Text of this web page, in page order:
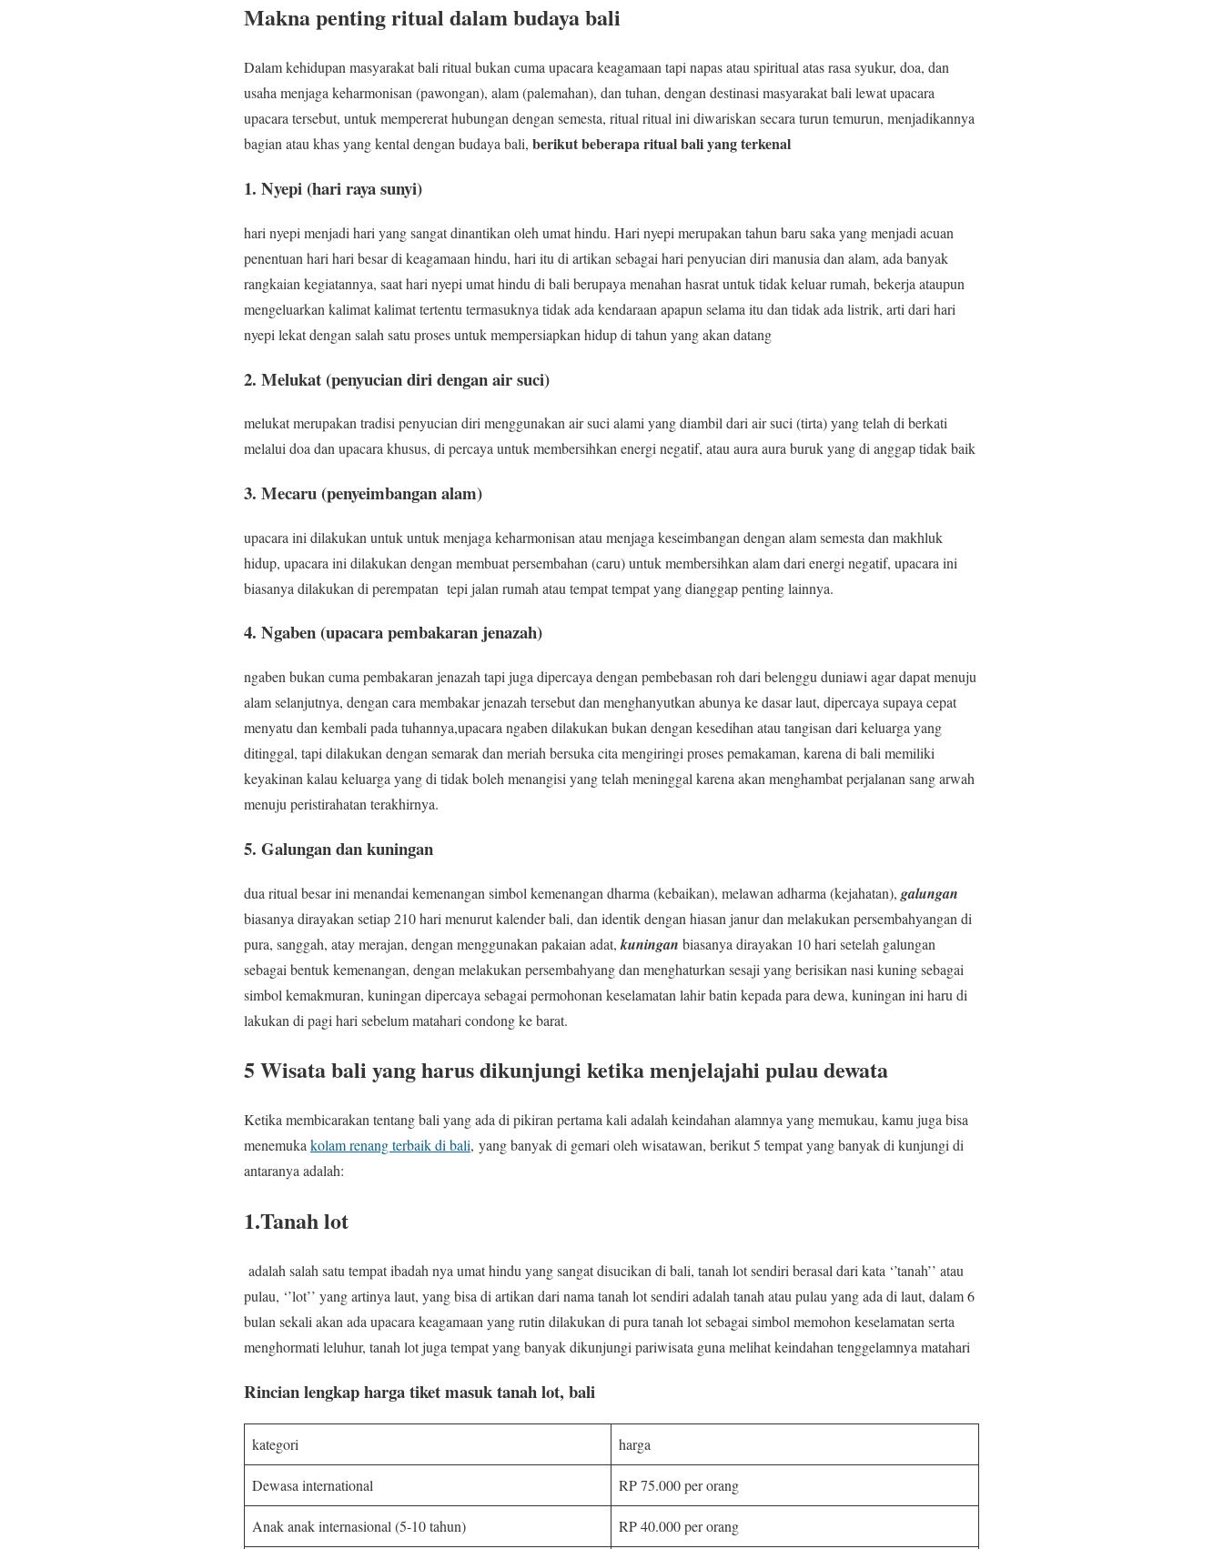
Makna penting ritual dalam budaya bali
Dalam kehidupan masyarakat bali ritual bukan cuma upacara keagamaan tapi napas atau spiritual atas rasa syukur, doa, dan
usaha menjaga keharmonisan (pawongan), alam (palemahan), dan tuhan, dengan destinasi masyarakat bali lewat upacara
upacara tersebut, untuk mempererat hubungan dengan semesta, ritual ritual ini diwariskan secara turun temurun, menjadikannya
bagian atau khas yang kental dengan budaya bali, berikut beberapa ritual bali yang terkenal
1. Nyepi (hari raya sunyi)
hari nyepi menjadi hari yang sangat dinantikan oleh umat hindu. Hari nyepi merupakan tahun baru saka yang menjadi acuan
penentuan hari hari besar di keagamaan hindu, hari itu di artikan sebagai hari penyucian diri manusia dan alam, ada banyak
rangkaian kegiatannya, saat hari nyepi umat hindu di bali berupaya menahan hasrat untuk tidak keluar rumah, bekerja ataupun
mengeluarkan kalimat kalimat tertentu termasuknya tidak ada kendaraan apapun selama itu dan tidak ada listrik, arti dari hari
nyepi lekat dengan salah satu proses untuk mempersiapkan hidup di tahun yang akan datang
2. Melukat (penyucian diri dengan air suci)
melukat merupakan tradisi penyucian diri menggunakan air suci alami yang diambil dari air suci (tirta) yang telah di berkati
melalui doa dan upacara khusus, di percaya untuk membersihkan energi negatif, atau aura aura buruk yang di anggap tidak baik
3. Mecaru (penyeimbangan alam)
upacara ini dilakukan untuk untuk menjaga keharmonisan atau menjaga keseimbangan dengan alam semesta dan makhluk
hidup, upacara ini dilakukan dengan membuat persembahan (caru) untuk membersihkan alam dari energi negatif, upacara ini
biasanya dilakukan di perempatan tepi jalan rumah atau tempat tempat yang dianggap penting lainnya.
4. Ngaben (upacara pembakaran jenazah)
ngaben bukan cuma pembakaran jenazah tapi juga dipercaya dengan pembebasan roh dari belenggu duniawi agar dapat menuju
alam selanjutnya, dengan cara membakar jenazah tersebut dan menghanyutkan abunya ke dasar laut, dipercaya supaya cepat
menyatu dan kembali pada tuhannya,upacara ngaben dilakukan bukan dengan kesedihan atau tangisan dari keluarga yang
ditinggal, tapi dilakukan dengan semarak dan meriah bersuka cita mengiringi proses pemakaman, karena di bali memiliki
keyakinan kalau keluarga yang di tidak boleh menangisi yang telah meninggal karena akan menghambat perjalanan sang arwah
menuju peristirahatan terakhirnya.
5. Galungan dan kuningan
dua ritual besar ini menandai kemenangan simbol kemenangan dharma (kebaikan), melawan adharma (kejahatan), galungan
biasanya dirayakan setiap 210 hari menurut kalender bali, dan identik dengan hiasan janur dan melakukan persembahyangan di
pura, sanggah, atay merajan, dengan menggunakan pakaian adat, kuningan biasanya dirayakan 10 hari setelah galungan
sebagai bentuk kemenangan, dengan melakukan persembahyang dan menghaturkan sesaji yang berisikan nasi kuning sebagai
simbol kemakmuran, kuningan dipercaya sebagai permohonan keselamatan lahir batin kepada para dewa, kuningan ini haru di
lakukan di pagi hari sebelum matahari condong ke barat.
5 Wisata bali yang harus dikunjungi ketika menjelajahi pulau dewata
Ketika membicarakan tentang bali yang ada di pikiran pertama kali adalah keindahan alamnya yang memukau, kamu juga bisa
menemukakolam renang terbaik di bali, yang banyak di gemari oleh wisatawan, berikut 5 tempat yang banyak di kunjungi di
antaranya adalah:
1.Tanah lot
adalah salah satu tempat ibadah nya umat hindu yang sangat disucikan di bali, tanah lot sendiri berasal dari kata ‘’tanah’’ atau
pulau, ‘’lot’’ yang artinya laut, yang bisa di artikan dari nama tanah lot sendiri adalah tanah atau pulau yang ada di laut, dalam 6
bulan sekali akan ada upacara keagamaan yang rutin dilakukan di pura tanah lot sebagai simbol memohon keselamatan serta
menghormati leluhur, tanah lot juga tempat yang banyak dikunjungi pariwisata guna melihat keindahan tenggelamnya matahari
Rincian lengkap harga tiket masuk tanah lot, bali
kategori harga
Dewasa international RP 75.000 per orang
Anak anak internasional (5-10 tahun) RP 40.000 per orang